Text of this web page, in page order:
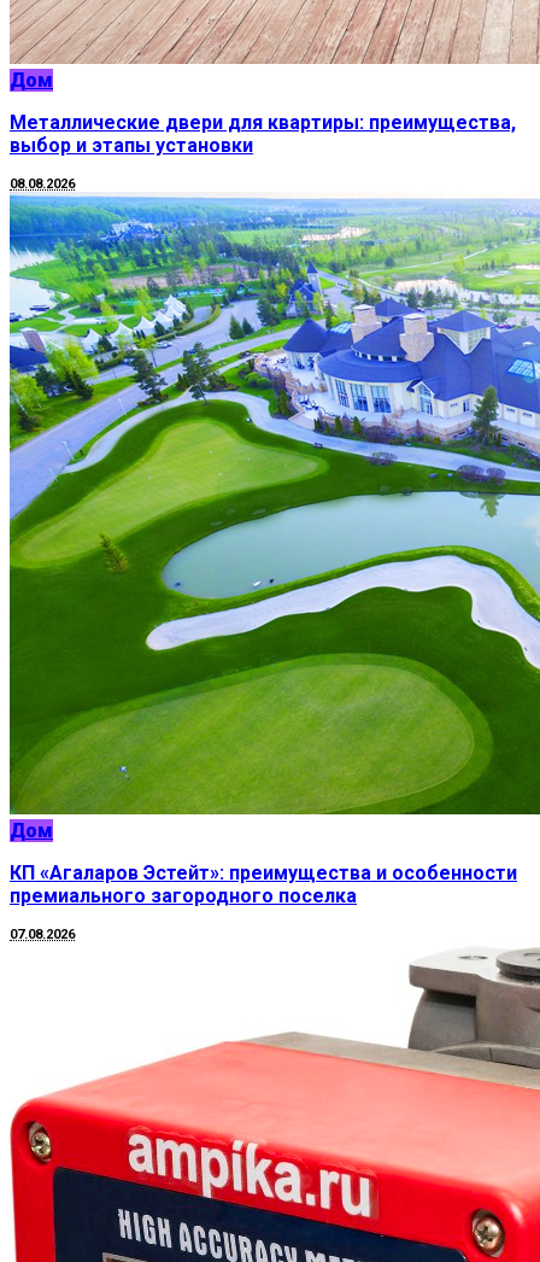
Дом
Металлические двери для квартиры: преимущества,
выбор и этапы установки
08.08.2026
Дом
КП «Агаларов Эстейт»: преимущества и особенности
премиального загородного поселка
07.08.2026